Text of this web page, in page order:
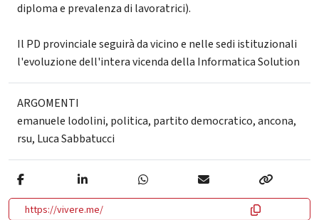
diploma e prevalenza di lavoratrici).
Il PD provinciale seguirà da vicino e nelle sedi istituzionali
l'evoluzione dell'intera vicenda della Informatica Solution
ARGOMENTI
emanuele lodolini, politica, partito democratico,ancona,
rsu, Luca Sabbatucci
https://vivere.me/